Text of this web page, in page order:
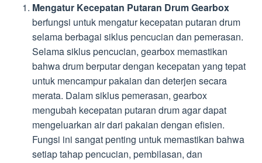
Mengatur Kecepatan Putaran Drum Gearbox
berfungsi untuk mengatur kecepatan putaran drum
selama berbagai siklus pencucian dan pemerasan.
Selama siklus pencucian, gearbox memastikan
bahwa drum berputar dengan kecepatan yang tepat
untuk mencampur pakaian dan deterjen secara
merata. Dalam siklus pemerasan, gearbox
mengubah kecepatan putaran drum agar dapat
mengeluarkan air dari pakaian dengan efisien.
Fungsi ini sangat penting untuk memastikan bahwa
setiap tahap pencucian, pembilasan, dan